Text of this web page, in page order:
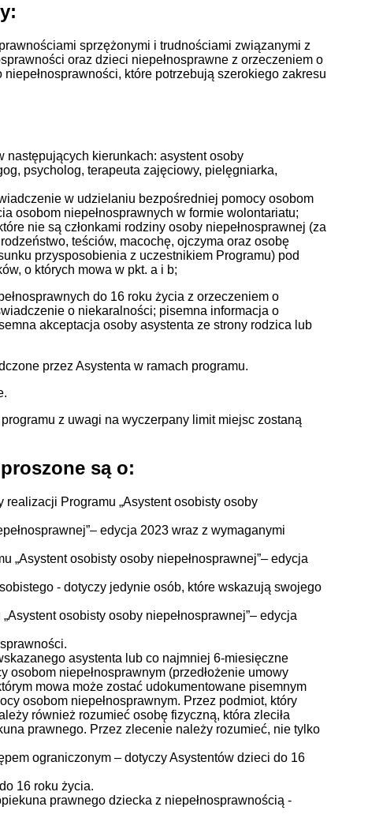
sprzężonymi i trudnościami związanymi z
oraz dzieci niepełnosprawne z orzeczeniem o
które potrzebują szerokiego zakresu
kierunkach: asystent osoby
psycholog, terapeuta zajęciowy, pielęgniarka,
w udzielaniu bezpośredniej pomocy osobom
osobom niepełnosprawnych w formie wolontariatu;
nie są członkami rodziny osoby niepełnosprawnej (za
teściów, macochę, ojczyma oraz osobę
przysposobienia z uczestnikiem Programu) pod
o których mowa w pkt. a i b;
do 16 roku życia z orzeczeniem o
o niekaralności; pisemna informacja o
akceptacja osoby asystenta ze strony rodzica lub
przez Asystenta w ramach programu.
z uwagi na wyczerpany limit miejsc zostaną
są o:
Programu „Asystent osobisty osoby
edycja 2023 wraz z wymaganymi
„Asystent osobisty osoby niepełnosprawnej”– edycja
- dotyczy jedynie osób, które wskazują swojego
osobisty osoby niepełnosprawnej”– edycja
asystenta lub co najmniej 6-miesięczne
niepełnosprawnym (przedłożenie umowy
mowa może zostać udokumentowane pisemnym
osobom niepełnosprawnym. Przez podmiot, który
również rozumieć osobę fizyczną, która zleciła
prawnego. Przez zlecenie należy rozumieć, nie tylko
ograniczonym – dotyczy Asystentów dzieci do 16
16 roku życia.
prawnego dziecka z niepełnosprawnością -